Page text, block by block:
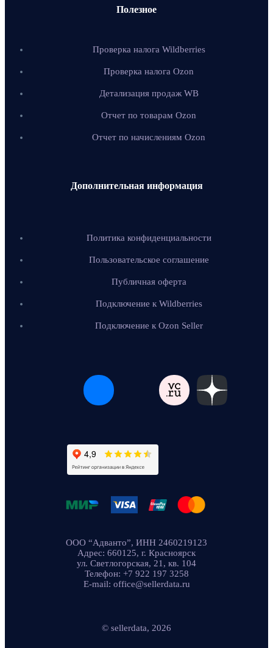
Полезное
Проверка налога Wildberries
Проверка налога Ozon
Детализация продаж WB
Отчет по товарам Ozon
Отчет по начислениям Ozon
Дополнительная информация
Политика конфиденциальности
Пользовательское соглашение
Публичная оферта
Подключение к Wildberries
Подключение к Ozon Seller
ООО “Адванто”, ИНН 2460219123
Адрес: 660125, г. Красноярск
ул. Светлогорская, 21, кв. 104
Телефон: +7 922 197 3258
E-mail: office@sellerdata.ru
© sellerdata, 2026